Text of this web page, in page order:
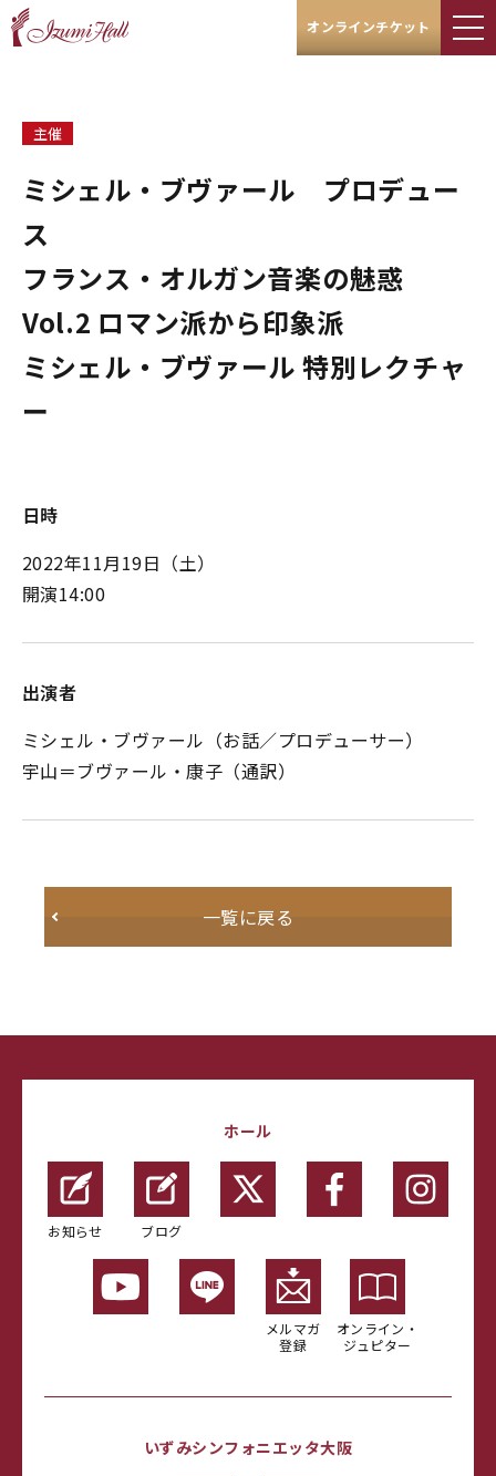
オンラインチケット
主催
ミシェル・ブヴァール プロデュー
ス
フランス・オルガン音楽の魅惑
Vol.2 ロマン派から印象派
ミシェル・ブヴァール 特別レクチャ
ー
日時
2022年11月19日（土）
開演14:00
出演者
ミシェル・ブヴァール（お話／プロデューサー）
宇山＝ブヴァール・康子（通訳）
一覧に戻る
ホール
お知らせ ブログ
メルマガ
登録
オンライン・
ジュピター
いずみシンフォニエッタ大阪